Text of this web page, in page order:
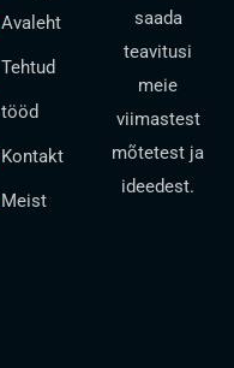
Avaleht
Tehtud
tööd
Kontakt
Meist
saada
teavitusi
meie
viimastest
mõtetest ja
ideedest.